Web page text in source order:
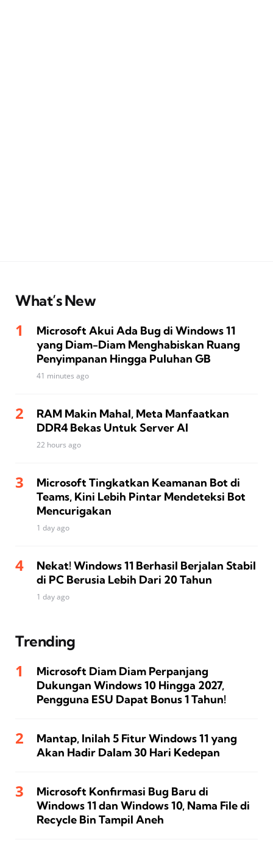
What’s New
Microsoft Akui Ada Bug di Windows 11
yang Diam-Diam Menghabiskan Ruang
Penyimpanan Hingga Puluhan GB
41 minutes ago
RAM Makin Mahal, Meta Manfaatkan
DDR4 Bekas Untuk Server AI
22 hours ago
Microsoft Tingkatkan Keamanan Bot di
Teams, Kini Lebih Pintar Mendeteksi Bot
Mencurigakan
1 day ago
Nekat! Windows 11 Berhasil Berjalan Stabil
di PC Berusia Lebih Dari 20 Tahun
1 day ago
Trending
Microsoft Diam Diam Perpanjang
Dukungan Windows 10 Hingga 2027,
Pengguna ESU Dapat Bonus 1 Tahun!
Mantap, Inilah 5 Fitur Windows 11 yang
Akan Hadir Dalam 30 Hari Kedepan
Microsoft Konfirmasi Bug Baru di
Windows 11 dan Windows 10, Nama File di
Recycle Bin Tampil Aneh